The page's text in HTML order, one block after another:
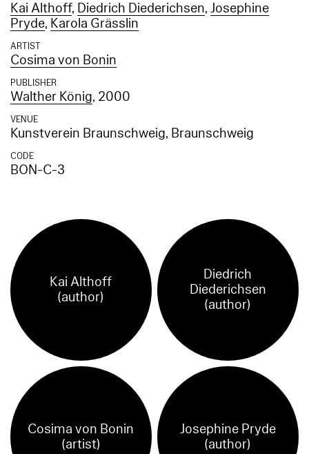
Kai Althoff, Diedrich Diederichsen,Josephine
Pryde, Karola Grässlin
ARTIST
Cosima von Bonin
PUBLISHER
Walther König, 2000
VENUE
Kunstverein Braunschweig, Braunschweig
CODE
BON-C-3
Kai Althoff
(author)
Diedrich
Diederichsen
(author)
Cosima von Bonin
(artist)
Josephine Pryde
(author)